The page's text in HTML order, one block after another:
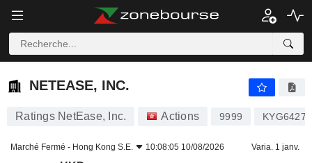
NETEASE, INC.
NETEASE, INC.
Ratings NetEase, Inc. Actions 9999
Marché Fermé - Hong Kong S.E. 10:08:05 10/08/2026 Varia. 1 janv.